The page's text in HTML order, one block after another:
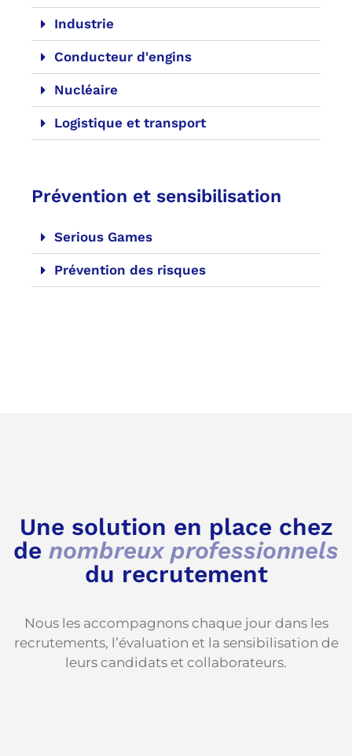
Industrie
Conducteur d'engins
Nucléaire
Logistique et transport
Prévention et sensibilisation
Serious Games
Prévention des risques
Une solution en place chez
de nombreux professionnels
du recrutement
Nous les accompagnons chaque jour dans les
recrutements, l’évaluation et la sensibilisation de
leurs candidats et collaborateurs.